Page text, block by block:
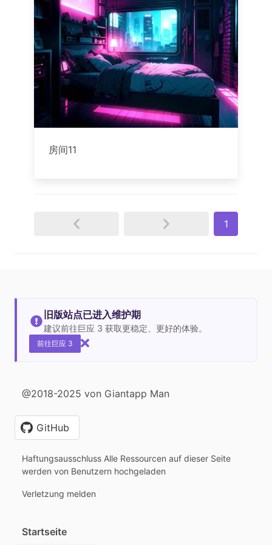
房间11
1
旧版站点已进入维护期
建议前往巨应 3 获取更稳定、更好的体验。
前往巨应 3
@2018-2025 von Giantapp Man
GitHub
Haftungsausschluss Alle Ressourcen auf dieser Seite
werden von Benutzern hochgeladen
Verletzung melden
Startseite